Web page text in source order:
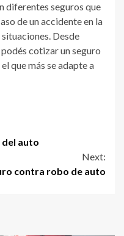
diferentes seguros que
de un accidente en la
Desde
podés cotizar un seguro
que más se adapte a
del auto
Next:
contra robo de auto